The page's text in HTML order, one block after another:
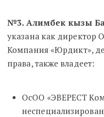
№3. Алимбек кызы
указана как директор
Компания «Юрдикт»,
права, также владеет:
ОсОО «ЭВЕРЕСТ